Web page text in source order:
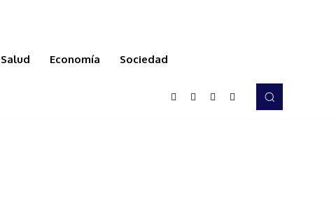
Salud Economía Sociedad